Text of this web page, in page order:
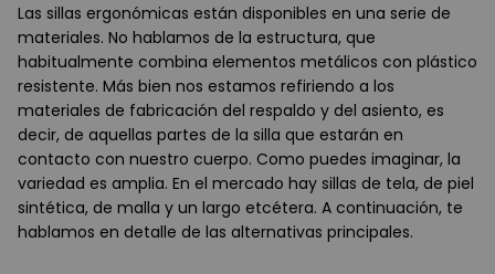
Las sillas ergonómicas están disponibles en una serie de
materiales. No hablamos de la estructura, que
habitualmente combina elementos metálicos con plástico
resistente. Más bien nos estamos refiriendo a los
materiales de fabricación del respaldo y del asiento, es
decir, de aquellas partes de la silla que estarán en
contacto con nuestro cuerpo. Como puedes imaginar, la
variedad es amplia. En el mercado hay sillas de tela, de piel
sintética, de malla y un largo etcétera. A continuación, te
hablamos en detalle de las alternativas principales.